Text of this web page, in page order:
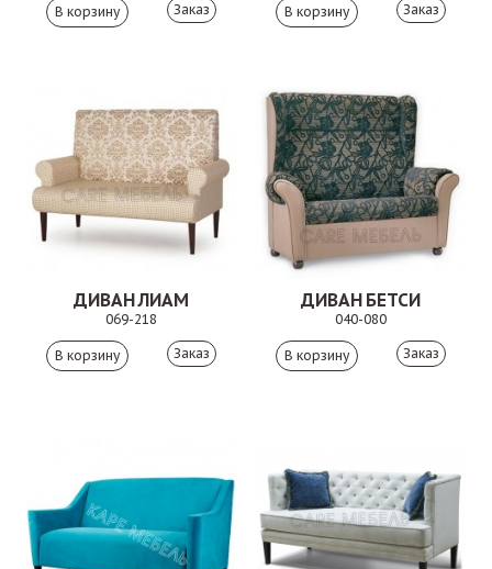
Заказ Заказ
ДИВАН ЛИАМ
069-218
Заказ
ДИВАН БЕТСИ
040-080
Заказ